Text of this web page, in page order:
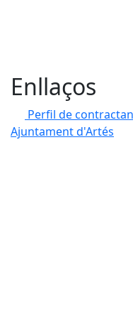
Enllaços
Perfil de
Ajuntament d'Artés